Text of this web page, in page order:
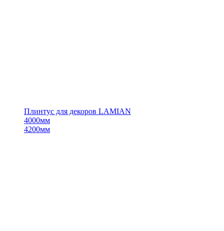
Плинтус для декоров LAMIAN
4000мм
4200мм